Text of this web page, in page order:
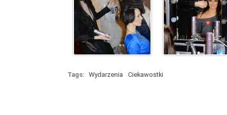
Tags: Wydarzenia Ciekawostki